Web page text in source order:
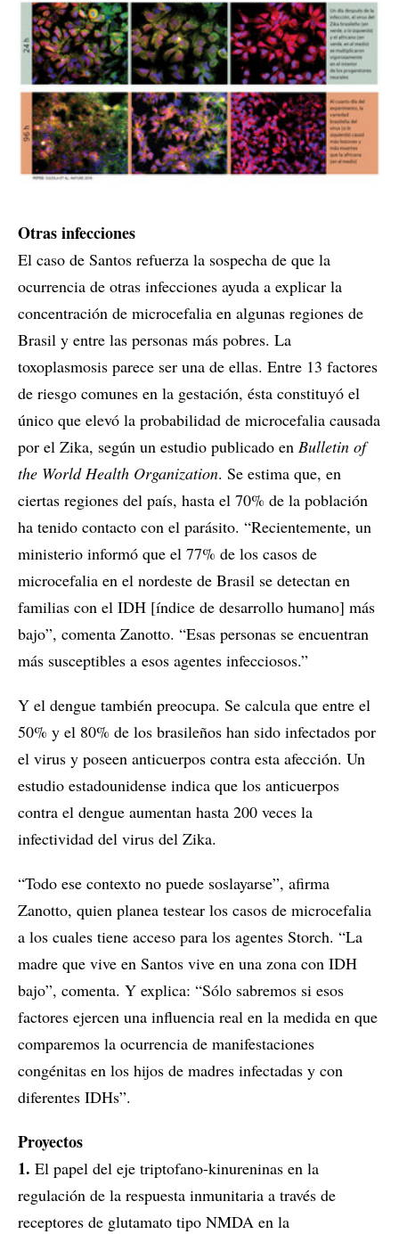
Otras infecciones
El caso de Santos refuerza la sospecha de que la
ocurrencia de otras infecciones ayuda a explicar la
concentración de microcefalia en algunas regiones de
Brasil y entre las personas más pobres. La
toxoplasmosis parece ser una de ellas. Entre 13 factores
de riesgo comunes en la gestación, ésta constituyó el
único que elevó la probabilidad de microcefalia causada
por el Zika, según un estudio publicado en Bulletin of
the World Health Organization. Se estima que, en
ciertas regiones del país, hasta el 70% de la población
ha tenido contacto con el parásito. “Recientemente, un
ministerio informó que el 77% de los casos de
microcefalia en el nordeste de Brasil se detectan en
familias con el IDH [índice de desarrollo humano] más
bajo”, comenta Zanotto. “Esas personas se encuentran
más susceptibles a esos agentes infecciosos.”
Y el dengue también preocupa. Se calcula que entre el
50% y el 80% de los brasileños han sido infectados por
el virus y poseen anticuerpos contra esta afección. Un
estudio estadounidense indica que los anticuerpos
contra el dengue aumentan hasta 200 veces la
infectividad del virus del Zika.
“Todo ese contexto no puede soslayarse”, afirma
Zanotto, quien planea testear los casos de microcefalia
a los cuales tiene acceso para los agentes Storch. “La
madre que vive en Santos vive en una zona con IDH
bajo”, comenta. Y explica: “Sólo sabremos si esos
factores ejercen una influencia real en la medida en que
comparemos la ocurrencia de manifestaciones
congénitas en los hijos de madres infectadas y con
diferentes IDHs”.
Proyectos
1. El papel del eje triptofano-kinureninas en la
regulación de la respuesta inmunitaria a través de
receptores de glutamato tipo NMDA en la